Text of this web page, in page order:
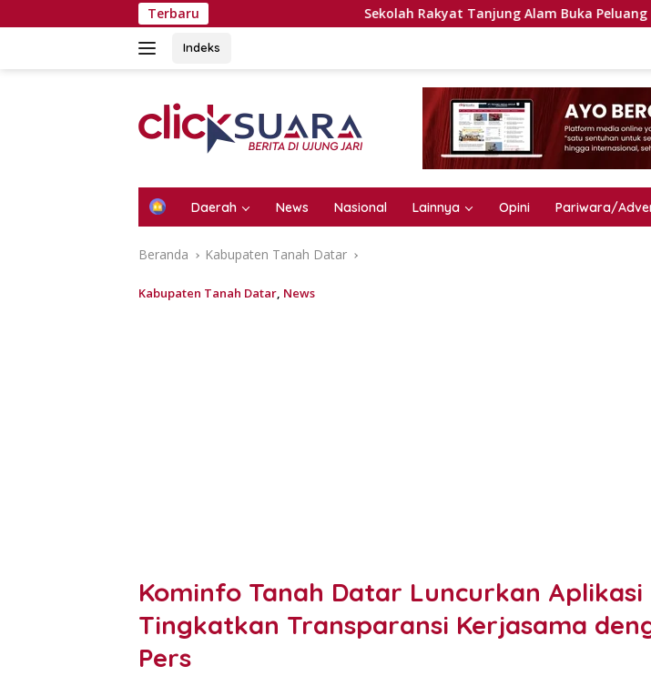
ke
Terbaru Sekolah Rakyat Tanjung Alam Buka Peluang Usaha bagi
Indeks
H
e
Daerah News Nasional Lainnya Opini Pariwara/
Beranda Kabupaten Tanah Datar
Kabupaten Tanah Datar, News
Kominfo Tanah Datar Luncurkan Aplikasi
Tingkatkan Transparansi Kerjasama
Pers